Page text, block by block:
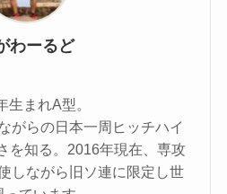
わーるど
生まれA型。
がらの日本一周ヒッチハイ
を知る。2016年現在、専攻
しながら旧ソ連に限定し世